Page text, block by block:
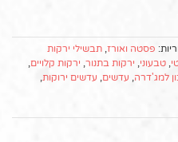
פסטה ואורז תבשילי ירקות
טבעוני ירקות בתנור ירקות קלויים
למג'דרה עדשים עדשים ירוקות